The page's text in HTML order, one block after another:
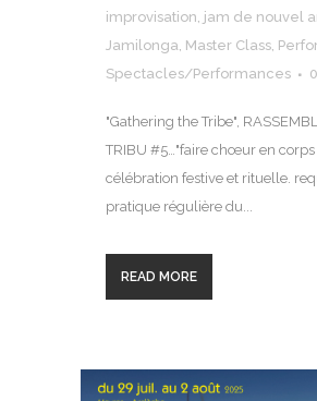
improvisation jam de nouvel
Jamilonga Master Class
Spectacles/Performances
0
"Gathering the Tribe",
TRIBU #5…"faire chœur en corps
célébration festive et rituelle.
pratique régulière du...
READ MORE